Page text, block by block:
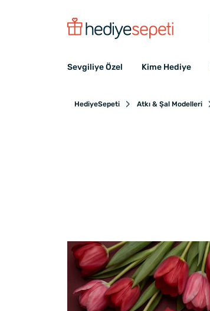
Sevgiliye Özel Kime Hediye
HediyeSepeti Atkı & Şal Modelleri